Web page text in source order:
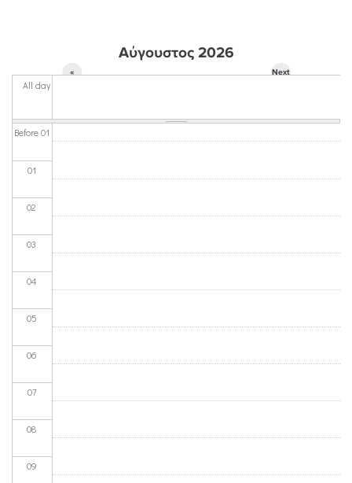
Αύγουστος 2026
«
Next
All day
Before 01
01
02
03
04
05
06
07
08
09